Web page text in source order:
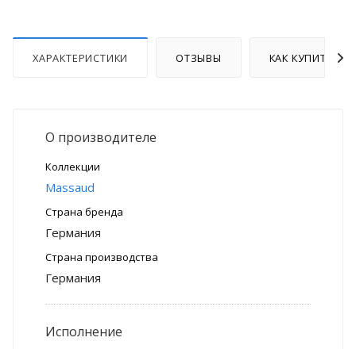
ХАРАКТЕРИСТИКИ ОТЗЫВЫ КАК КУПИТЬ
О производителе
Коллекции
Massaud
Страна бренда
Германия
Страна производства
Германия
Исполнение